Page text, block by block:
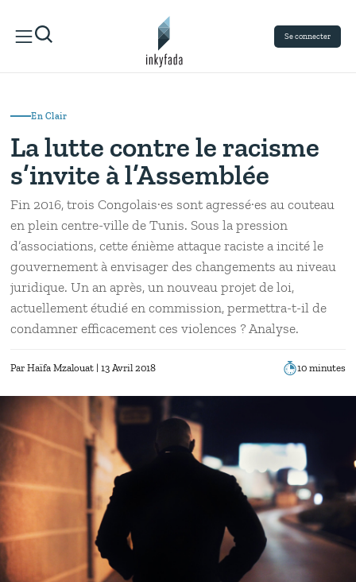
Se connecter
En Clair
La lutte contre le racisme
s’invite à l’Assemblée
Fin 2016, trois Congolais·es sont agressé·es au couteau
en plein centre-ville de Tunis. Sous la pression
d’associations, cette énième attaque raciste a incité le
gouvernement à envisager des changements au niveau
juridique. Un an après, un nouveau projet de loi,
actuellement étudié en commission, permettra-t-il de
condamner efficacement ces violences ? Analyse.
Par Haïfa Mzalouat | 13 Avril 2018 10 minutes